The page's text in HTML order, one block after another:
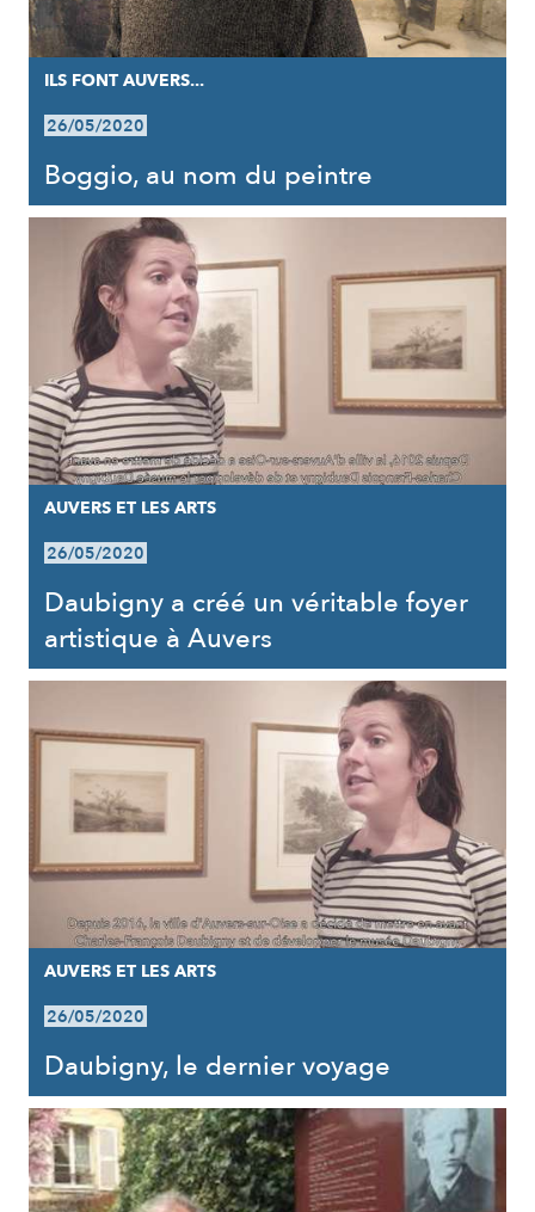
ILS FONT AUVERS...
26/05/2020
Boggio, au nom du peintre
AUVERS ET LES ARTS
26/05/2020
Daubigny a créé un véritable foyer
artistique à Auvers
AUVERS ET LES ARTS
26/05/2020
Daubigny, le dernier voyage